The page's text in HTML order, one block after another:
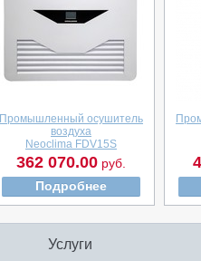
Промышленный осушитель
воздуха
Neoclima FDV15S
362 070.00 руб.
Подробнее
Услуги